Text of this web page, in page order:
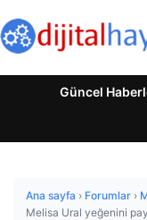
Güncel
Ana sayfa › Forumlar ›
Melisa Ural yeğenini